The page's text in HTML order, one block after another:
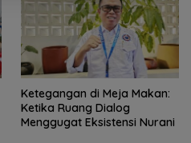
Ketegangan di Meja Makan:
Ketika Ruang Dialog
Menggugat Eksistensi Nurani